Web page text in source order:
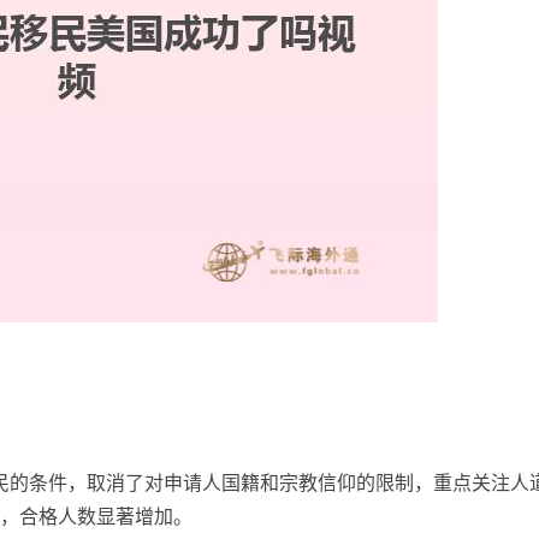
条件，取消了对申请人国籍和宗教信仰的限制，重点关注人
合格人数显著增加。